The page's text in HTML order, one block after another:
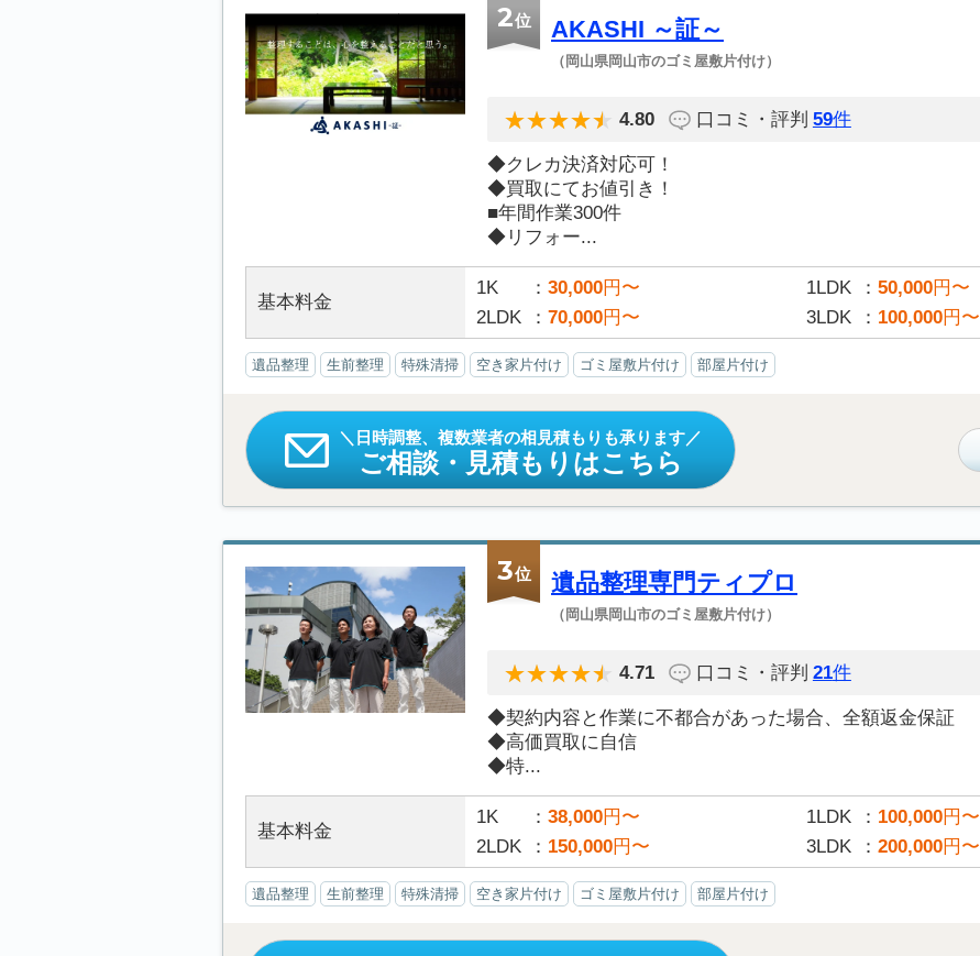
2位 AKASHI ～証～
（岡山県岡山市のゴミ屋敷片付け）
4.80 口コミ・評判 59件
◆クレカ決済対応可！
◆買取にてお値引き！
■年間作業300件
◆リフォー...
基本料金
1K 30,000円〜 1LDK 50,000円〜
2LDK
70,000円〜 3LDK 100,000円〜
遺品整理 生前整理 特殊清掃 空き家片付け ゴミ屋敷片付け 部屋片付け
日時調整、複数業者の相見積もりも承ります
ご相談・見積もりはこちら
3位 遺品整理専門ティプロ
（岡山県岡山市のゴミ屋敷片付け）
4.71 口コミ・評判 21件
◆契約内容と作業に不都合があった場合、全額返金保証
◆高価買取に自信
◆特...
基本料金
1K 38,000円〜 1LDK 100,000円〜
2LDK
150,000円〜 3LDK 200,000円〜
遺品整理 生前整理 特殊清掃 空き家片付け ゴミ屋敷片付け 部屋片付け